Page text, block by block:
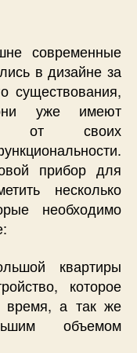
современные
в дизайне за
существования,
уже имеют
от своих
прибор для
несколько
необходимо
квартиры
которое
время, а так же
объемом